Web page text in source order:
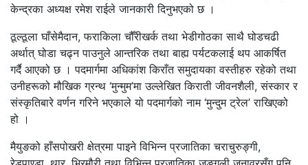
केन्द्रका अध्यक्ष रमेश राईले जानकारी दिनुभएको छ ।
ठूल्ठूला घाँसेमैदान, फराकिला चौँरीखर्क तथा भेडीगोठका साथै घोडचढी
अर्थात् घोडा चढ्न पाउनुले आन्तरिक तथा बाह्य पर्यटकलाई थप आकर्षित
गर्दै आएको छ । पदमार्गमा अधिकांश किराँत समुदायका वस्तीहरु रहेको तथा
उनीहरूको मौखिक ग्रन्थ ‘मुन्मुम’मा उल्लेखित किराती जीवनशैली, संस्कार र
संस्कृतिबारे वर्णन गरिने भएकाले यो पदमार्गको नाम ‘मुन्दुम ट्रेल’ राखिएको
हो ।
मैयुङको हाँसपोखरी क्षेत्रमा पाइने विभिन्न प्रजातिका चराचुरुङ्गी,